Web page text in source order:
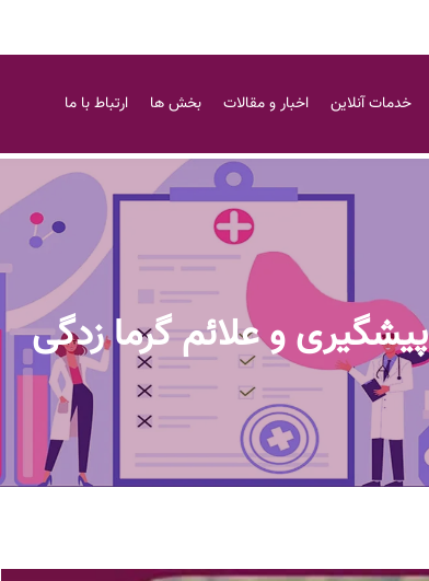
خدمات آنلاین اخبار و مقالات بخش ها ارتباط با ما
پیشگیری و علائم گرما زدگی